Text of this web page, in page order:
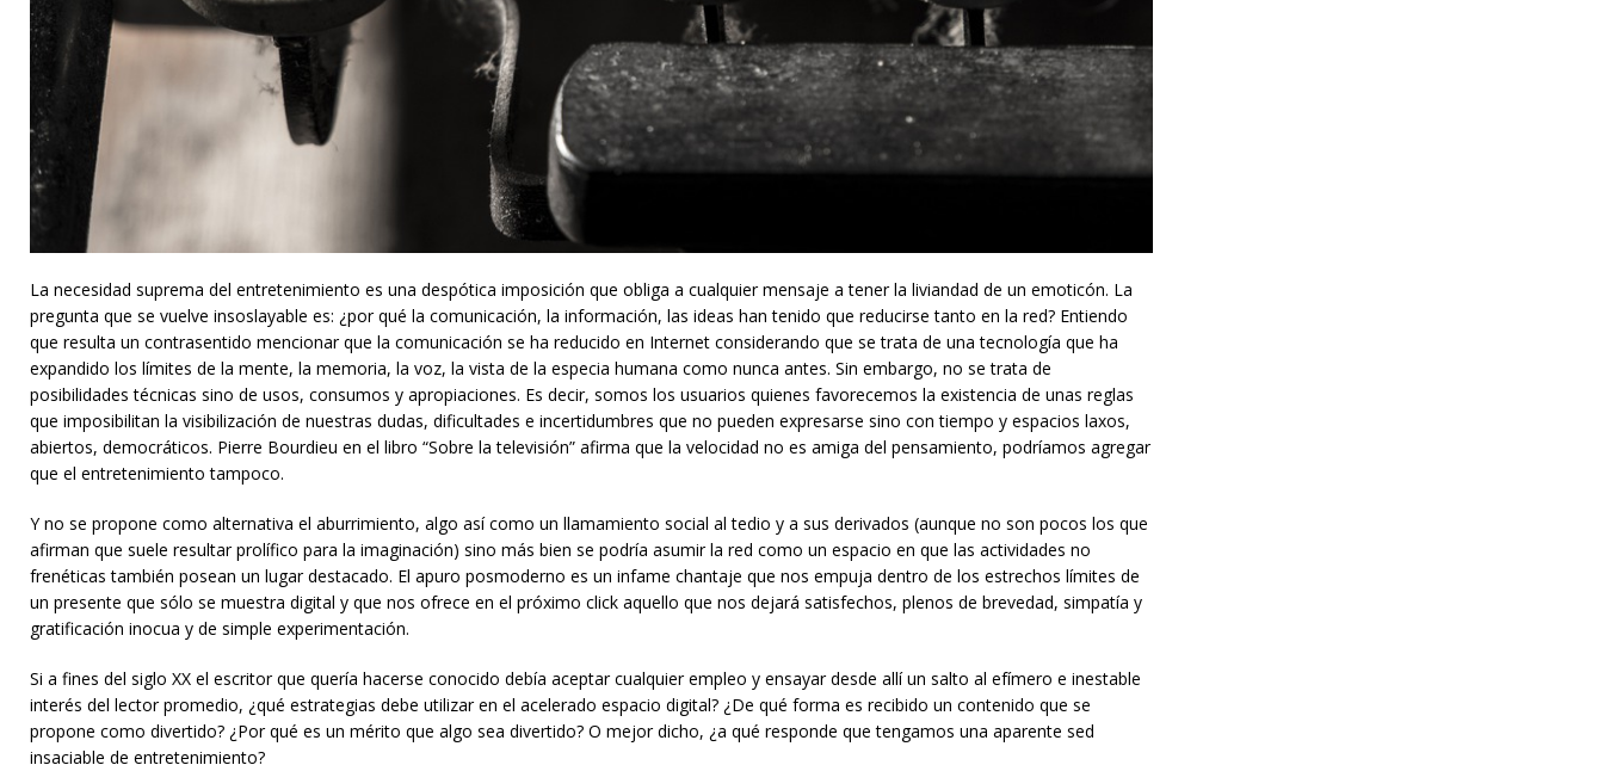
La necesidad suprema del entretenimiento es una despótica imposición que obliga a cualquier mensaje a tener la liviandad de un emoticón. La
pregunta que se vuelve insoslayable es: ¿por qué la comunicación, la información, las ideas han tenido que reducirse tanto en la red? Entiendo
que resulta un contrasentido mencionar que la comunicación se ha reducido en Internet considerando que se trata de una tecnología que ha
expandido los límites de la mente, la memoria, la voz, la vista de la especia humana como nunca antes. Sin embargo, no se trata de
posibilidades técnicas sino de usos, consumos y apropiaciones. Es decir, somos los usuarios quienes favorecemos la existencia de unas reglas
que imposibilitan la visibilización de nuestras dudas, dificultades e incertidumbres que no pueden expresarse sino con tiempo y espacios laxos,
abiertos, democráticos. Pierre Bourdieu en el libro “Sobre la televisión” afirma que la velocidad no es amiga del pensamiento, podríamos agregar
que el entretenimiento tampoco.
Y no se propone como alternativa el aburrimiento, algo así como un llamamiento social al tedio y a sus derivados (aunque no son pocos los que
afirman que suele resultar prolífico para la imaginación) sino más bien se podría asumir la red como un espacio en que las actividades no
frenéticas también posean un lugar destacado. El apuro posmoderno es un infame chantaje que nos empuja dentro de los estrechos límites de
un presente que sólo se muestra digital y que nos ofrece en el próximo click aquello que nos dejará satisfechos, plenos de brevedad, simpatía y
gratificación inocua y de simple experimentación.
Si a fines del siglo XX el escritor que quería hacerse conocido debía aceptar cualquier empleo y ensayar desde allí un salto al efímero e inestable
interés del lector promedio, ¿qué estrategias debe utilizar en el acelerado espacio digital? ¿De qué forma es recibido un contenido que se
propone como divertido? ¿Por qué es un mérito que algo sea divertido? O mejor dicho, ¿a qué responde que tengamos una aparente sed
insaciable de entretenimiento?